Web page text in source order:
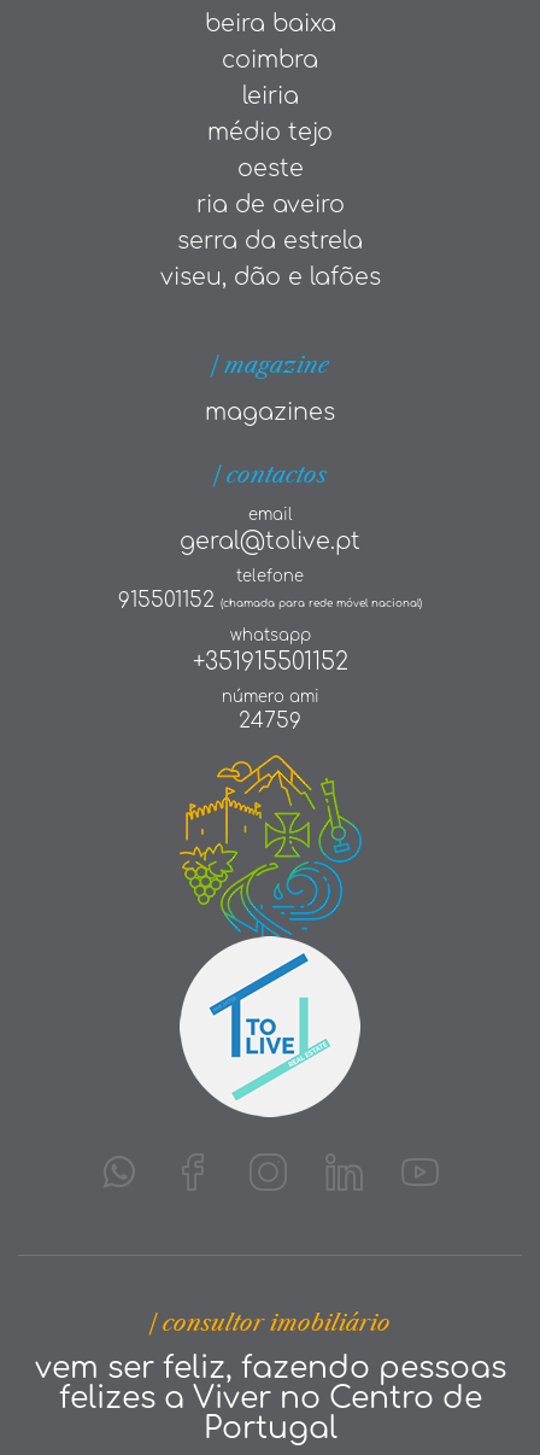
beira baixa
coimbra
leiria
médio tejo
oeste
ria de aveiro
serra da estrela
viseu, dão e lafões
| magazine
magazines
| contactos
email
geral@tolive.pt
telefone
915501152 (chamada para rede móvel nacional)
whatsapp
+351915501152
número ami
24759
| consultor imobiliário
vem ser feliz, fazendo pessoas
felizes a Viver no Centro de
Portugal